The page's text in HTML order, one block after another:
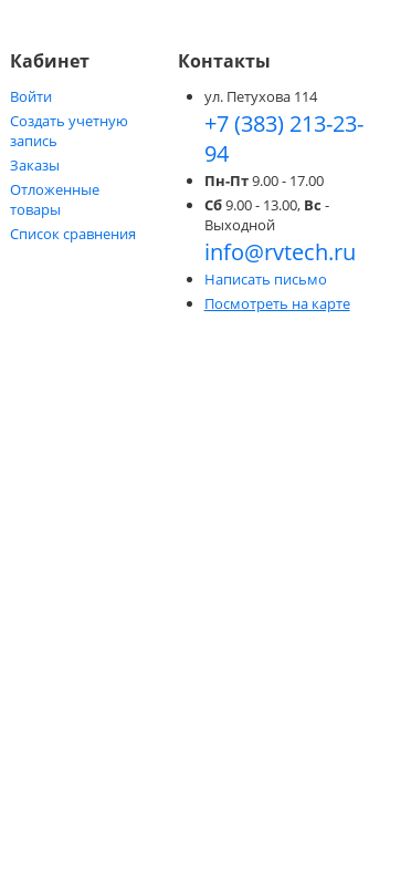
Кабинет
Войти
Создать учетную
запись
Заказы
Отложенные
товары
Список сравнения
Контакты
ул. Петухова 114
+7 (383) 213-23-
94
Пн-Пт9.00 - 17.00
Сб9.00 - 13.00, Вс -
Выходной
info@rvtech.ru
Написать письмо
Посмотреть на карте